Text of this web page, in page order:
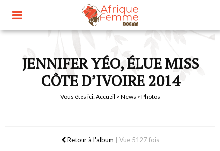
JENNIFER YÉO, ÉLUE MISS
CÔTE D’IVOIRE 2014
Vous êtes ici:Accueil > News > Photos
Retour à l'album Vue 5127 fois